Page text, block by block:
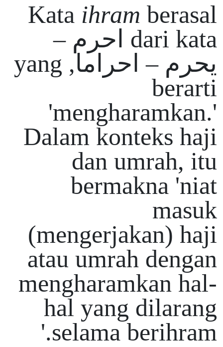
Kata ihram berasal
dari kata احرم –
يحرم – احراما, yang
berarti
'mengharamkan.'
Dalam konteks haji
dan umrah, itu
bermakna 'niat
masuk
(mengerjakan) haji
atau umrah dengan
mengharamkan hal-
hal yang dilarang
selama berihram.'